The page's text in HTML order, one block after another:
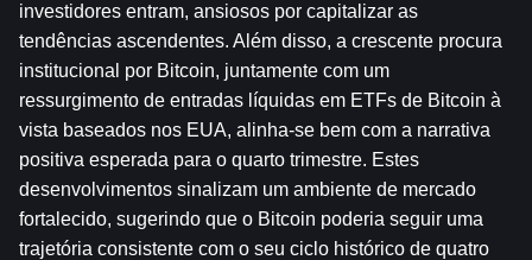
investidores entram, ansiosos por capitalizar as
tendências ascendentes. Além disso, a crescente procura
institucional por Bitcoin, juntamente com um
ressurgimento de entradas líquidas em ETFs de Bitcoin à
vista baseados nos EUA, alinha-se bem com a narrativa
positiva esperada para o quarto trimestre. Estes
desenvolvimentos sinalizam um ambiente de mercado
fortalecido, sugerindo que o Bitcoin poderia seguir uma
trajetória consistente com o seu ciclo histórico de quatro